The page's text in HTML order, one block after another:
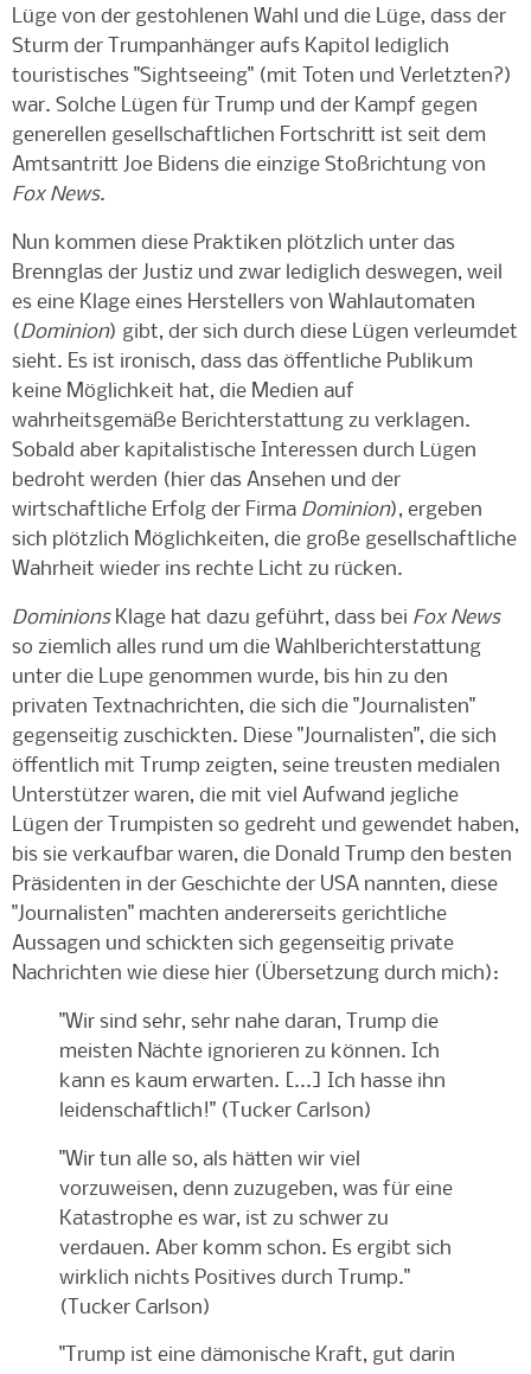
Lüge von der gestohlenen Wahl und die Lüge, dass der
Sturm der Trumpanhänger aufs Kapitol lediglich
touristisches "Sightseeing" (mit Toten und Verletzten?)
war. Solche Lügen für Trump und der Kampf gegen
generellen gesellschaftlichen Fortschritt ist seit dem
Amtsantritt Joe Bidens die einzige Stoßrichtung von
Fox News.
Nun kommen diese Praktiken plötzlich unter das
Brennglas der Justiz und zwar lediglich deswegen, weil
es eine Klage eines Herstellers von Wahlautomaten
(Dominion) gibt, der sich durch diese Lügen verleumdet
sieht. Es ist ironisch, dass das öffentliche Publikum
keine Möglichkeit hat, die Medien auf
wahrheitsgemäße Berichterstattung zu verklagen.
Sobald aber kapitalistische Interessen durch Lügen
bedroht werden (hier das Ansehen und der
wirtschaftliche Erfolg der Firma Dominion), ergeben
sich plötzlich Möglichkeiten, die große gesellschaftliche
Wahrheit wieder ins rechte Licht zu rücken.
DominionsKlage hat dazu geführt, dass bei Fox News
so ziemlich alles rund um die Wahlberichterstattung
unter die Lupe genommen wurde, bis hin zu den
privaten Textnachrichten, die sich die "Journalisten"
gegenseitig zuschickten. Diese "Journalisten", die sich
öffentlich mit Trump zeigten, seine treusten medialen
Unterstützer waren, die mit viel Aufwand jegliche
Lügen der Trumpisten so gedreht und gewendet haben,
bis sie verkaufbar waren, die Donald Trump den besten
Präsidenten in der Geschichte der USA nannten, diese
"Journalisten" machten andererseits gerichtliche
Aussagen und schickten sich gegenseitig private
Nachrichten wie diese hier (Übersetzung durch mich):
"Wir sind sehr, sehr nahe daran, Trump die
meisten Nächte ignorieren zu können. Ich
kann es kaum erwarten. [...] Ich hasse ihn
leidenschaftlich!" (Tucker Carlson)
"Wir tun alle so, als hätten wir viel
vorzuweisen, denn zuzugeben, was für eine
Katastrophe es war, ist zu schwer zu
verdauen. Aber komm schon. Es ergibt sich
wirklich nichts Positives durch Trump."
(Tucker Carlson)
"Trump ist eine dämonische Kraft, gut darin